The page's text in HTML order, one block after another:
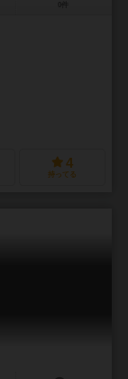
4
持ってる